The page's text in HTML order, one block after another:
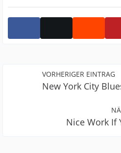
VORHERIGER EINTRAG
New York City
Nice Work If